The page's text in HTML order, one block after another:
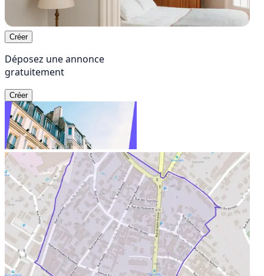
Créer
Déposez une annonce
gratuitement
Créer